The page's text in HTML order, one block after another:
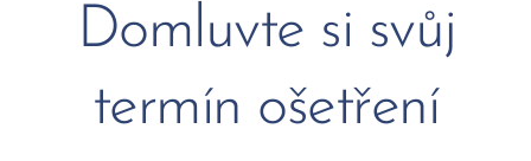
Domluvte si svůj
termín ošetření